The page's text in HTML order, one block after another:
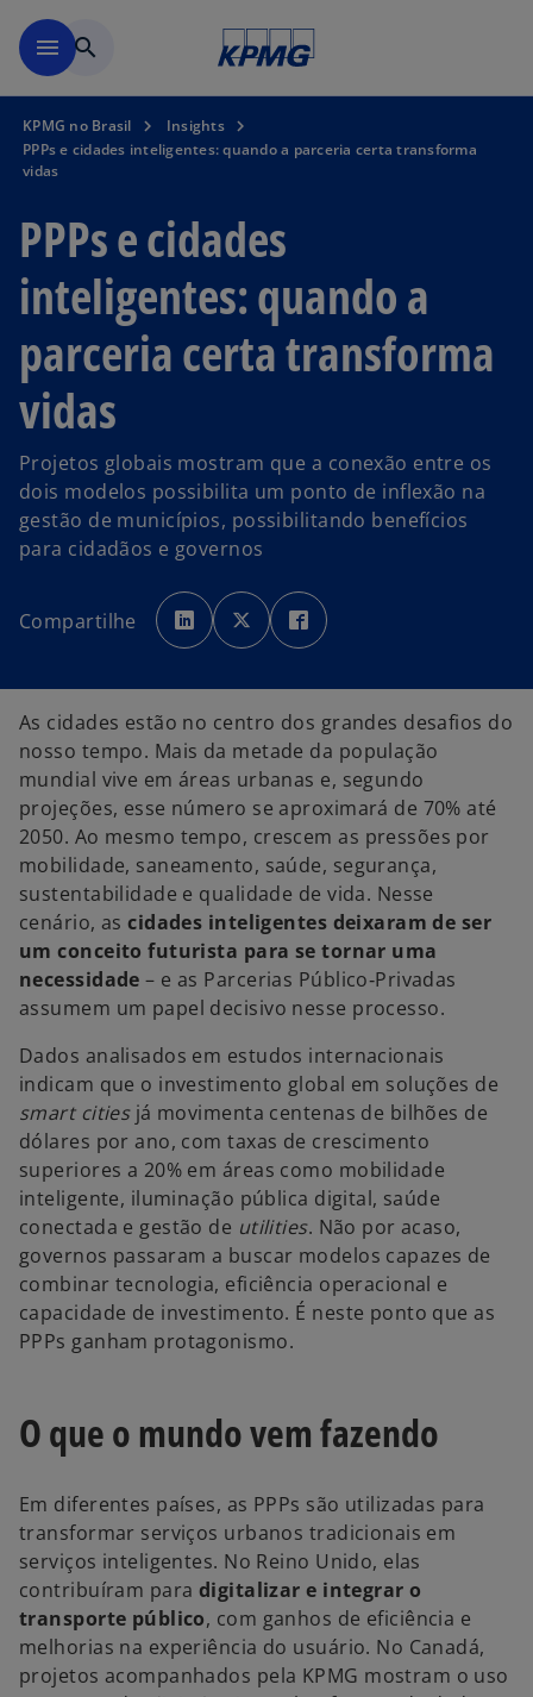
menu search
KPMG no Brasil
Insights
PPPs e cidades inteligentes: quando a parceria certa transforma
vidas
PPPs e cidades
inteligentes: quando a
parceria certa transforma
vidas
Projetos globais mostram que a conexão entre os
dois modelos possibilita um ponto de inflexão na
gestão de municípios, possibilitando benefícios
para cidadãos e governos
Compartilhe
a
b
r
e
n
o
v
g
i
a
b
r
e
n
v
g
i
b
r
n
o
v
g
u
i
As cidades estão no centro dos grandes desafios do
nosso tempo. Mais da metade da população
mundial vive em áreas urbanas e, segundo
projeções, esse número se aproximará de 70% até
2050. Ao mesmo tempo, crescem as pressões por
mobilidade, saneamento, saúde, segurança,
sustentabilidade e qualidade de vida. Nesse
cenário, ascidades inteligentes deixaram de ser
um conceito futurista para se tornar uma
necessidade– e as Parcerias Público‑Privadas
assumem um papel decisivo nesse processo.
Dados analisados em estudos internacionais
indicam que o investimento global em soluções de
smart citiesjá movimenta centenas de bilhões de
dólares por ano, com taxas de crescimento
superiores a 20% em áreas como mobilidade
inteligente, iluminação pública digital, saúde
conectada e gestão de utilities. Não por acaso,
governos passaram a buscar modelos capazes de
combinar tecnologia, eficiência operacional e
capacidade de investimento. É neste ponto que as
PPPs ganham protagonismo.
O que o mundo vem fazendo
Em diferentes países, as PPPs são utilizadas para
transformar serviços urbanos tradicionais em
serviços inteligentes. No Reino Unido, elas
contribuíram para digitalizar e integrar o
transporte público, com ganhos de eficiência e
melhorias na experiência do usuário. No Canadá,
projetos acompanhados pela KPMG mostram o uso